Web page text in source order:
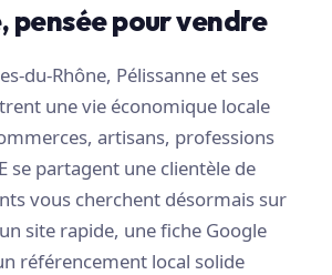
pensée pour vendre
du-Rhône, Pélissanne et ses
une vie économique locale
artisans, professions
se partagent une clientèle de
vous cherchent désormais sur
site rapide, une fiche Google
référencement local solide